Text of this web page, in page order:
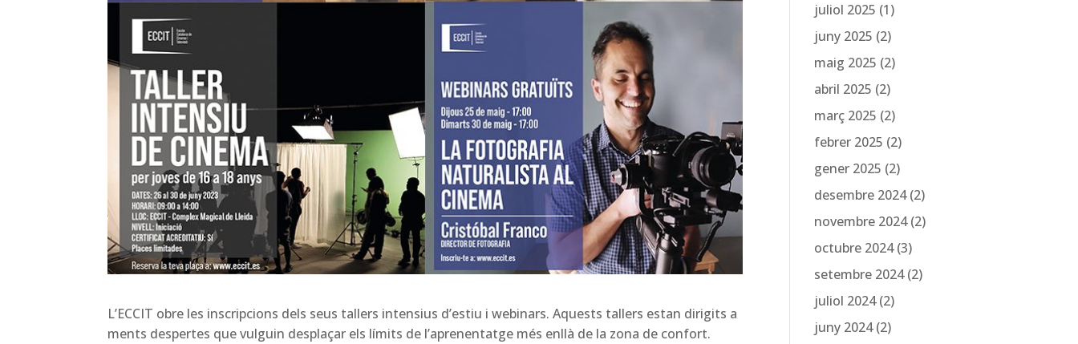
L’ECCIT obre les inscripcions dels seus tallers intensius d’estiu i webinars. Aquests tallers estan dirigits a
ments despertes que vulguin desplaçar els límits de l’aprenentatge més enllà de la zona de confort.
juliol 2025 (1)
juny 2025 (2)
maig 2025 (2)
abril 2025 (2)
març 2025 (2)
febrer 2025 (2)
gener 2025 (2)
desembre 2024(2)
novembre 2024(2)
octubre 2024(3)
setembre 2024(2)
juliol 2024(2)
juny 2024(2)